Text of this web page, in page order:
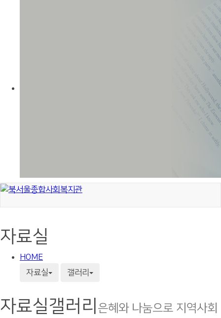
자료실
HOME
자료실
갤러리
자료실갤러리 은혜와 나눔으로 지역사회